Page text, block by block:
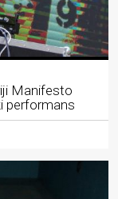
Manifesto
performans